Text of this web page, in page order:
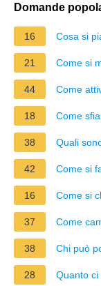
Domande
16 Cosa si
21 Come si
44 Come
18 Come
38 Quali
42 Come si
16 Come si
37 Come
38 Chi può
28 Quanto